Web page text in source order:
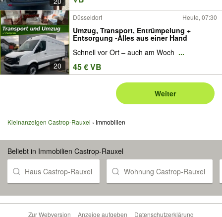
20
Düsseldorf Heute, 07:30
Umzug, Transport, Entrümpelung +
Entsorgung -Alles aus einer Hand
Schnell vor Ort – auch am Woch ...
45 € VB
Weiter
Kleinanzeigen Castrop-Rauxel Immobilien
Beliebt in Immobilien Castrop-Rauxel
Haus Castrop-Rauxel Wohnung Castrop-Rauxel
Zur Webversion Anzeige aufgeben Datenschutzerklärung